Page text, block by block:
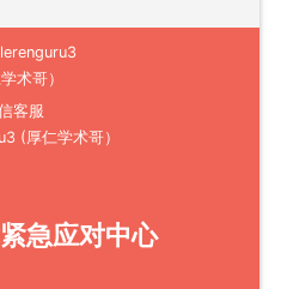
客服
(厚仁学术哥）
急应对中心